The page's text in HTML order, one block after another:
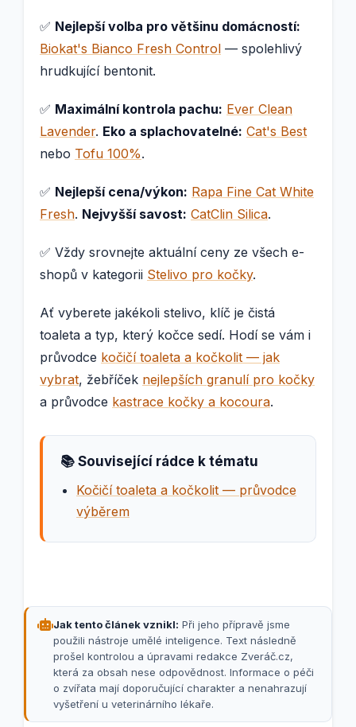
✅ Nejlepší volba pro většinu domácností:
Biokat's Bianco Fresh Control — spolehlivý
hrudkující bentonit.
✅ Maximální kontrola pachu: Ever Clean
Lavender. Eko a splachovatelné: Cat's Best
nebo Tofu 100%.
✅ Nejlepší cena/výkon: Rapa Fine Cat White
Fresh. Nejvyšší savost: CatClin Silica.
✅ Vždy srovnejte aktuální ceny ze všech e-
shopů v kategorii Stelivo pro kočky.
Ať vyberete jakékoli stelivo, klíč je čistá
toaleta a typ, který kočce sedí. Hodí se vám i
průvodce kočičí toaleta a kočkolit — jak
vybrat, žebříček nejlepších granulí pro kočky
a průvodce kastrace kočky a kocoura.
📚 Související rádce k tématu
Kočičí toaleta a kočkolit — průvodce
výběrem
Jak tento článek vznikl: Při jeho přípravě jsme
použili nástroje umělé inteligence. Text následně
prošel kontrolou a úpravami redakce Zveráč.cz,
která za obsah nese odpovědnost. Informace o péči
o zvířata mají doporučující charakter a nenahrazují
vyšetření u veterinárního lékaře.